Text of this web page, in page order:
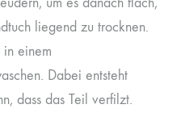
liegend zu trocknen.
einem
Dabei entsteht
dass das Teil verfilzt.